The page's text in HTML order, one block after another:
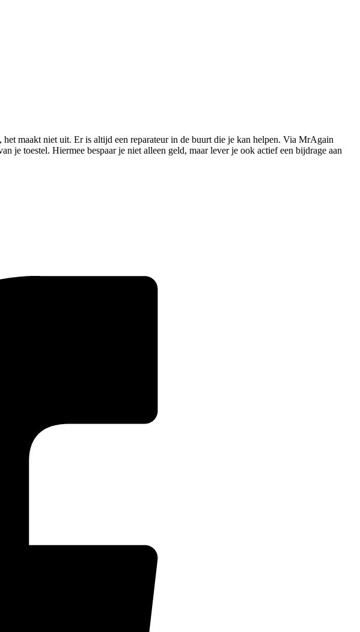
maakt niet uit. Er is altijd een reparateur in de buurt die je kan helpen. Via MrAgain
toestel. Hiermee bespaar je niet alleen geld, maar lever je ook actief een bijdrage aan